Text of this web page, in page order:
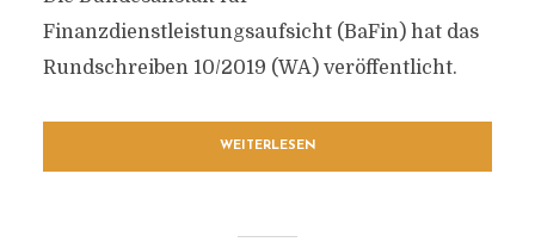
Finanzdienstleistungsaufsicht (BaFin) hat das
Rundschreiben 10/2019 (WA) veröffentlicht.
WEITERLESEN